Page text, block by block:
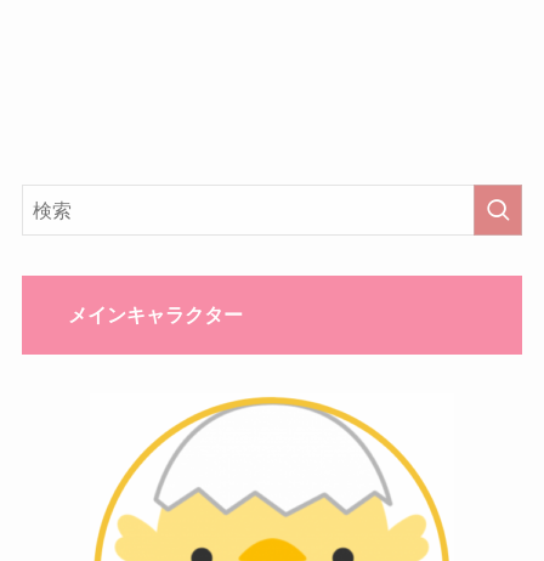
メインキャラクター